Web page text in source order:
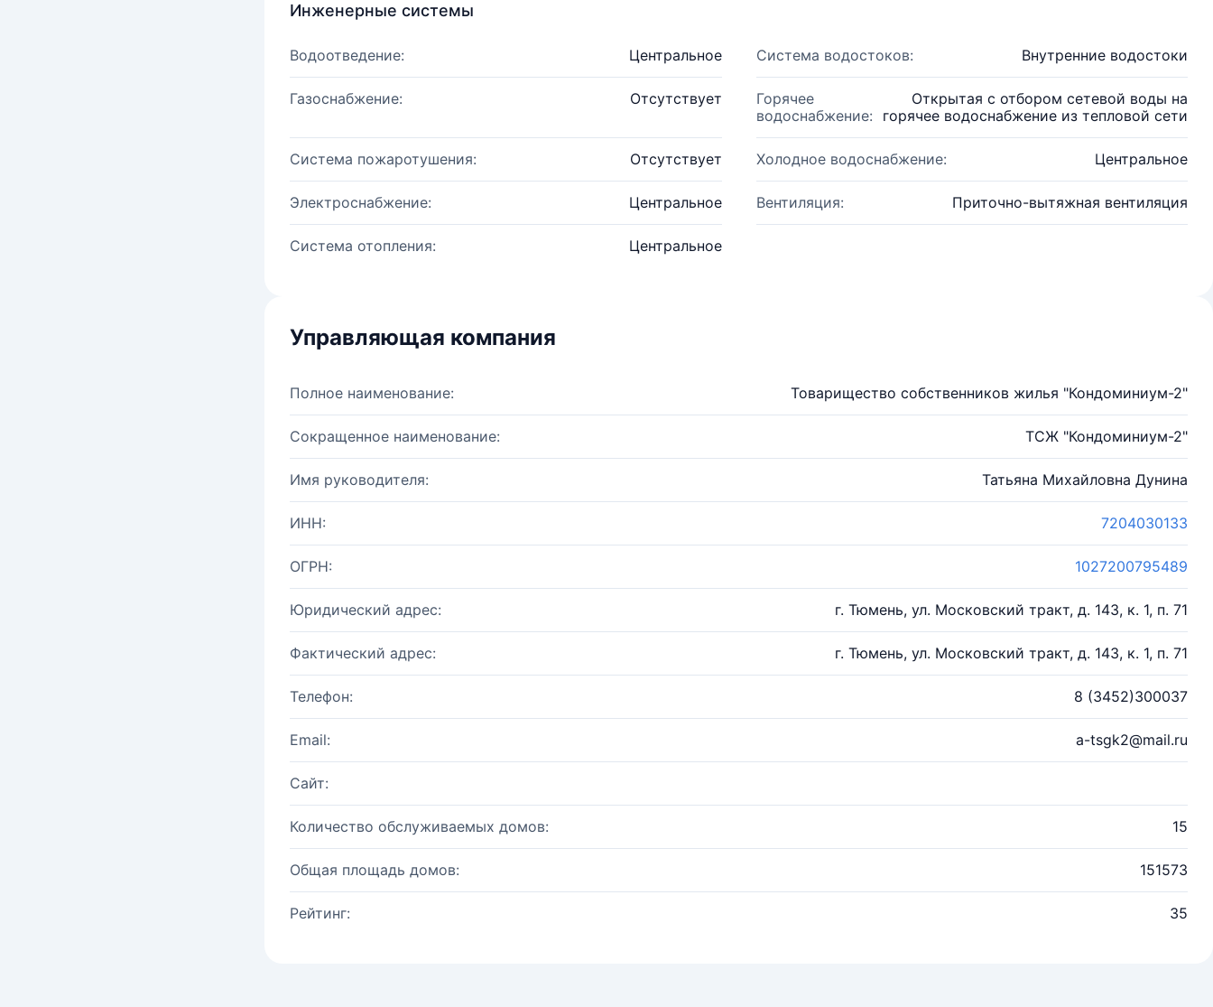
Инженерные системы
Водоотведение: Центральное Система водостоков: Внутренние водостоки
Газоснабжение: Отсутствует
Горячее
водоснабжение:
Открытая с отбором сетевой воды на
горячее водоснабжение из тепловой сети
Система пожаротушения: Отсутствует Холодное водоснабжение: Центральное
Электроснабжение: Центральное Вентиляция: Приточно-вытяжная вентиляция
Система отопления: Центральное
Управляющая компания
Полное наименование: Товарищество собственников жилья "Кондоминиум-2"
Сокращенное наименование: ТСЖ "Кондоминиум-2"
Имя руководителя: Татьяна Михайловна Дунина
ИНН: 7204030133
ОГРН: 1027200795489
Юридический адрес: г. Тюмень, ул. Московский тракт, д. 143, к. 1, п. 71
Фактический адрес: г. Тюмень, ул. Московский тракт, д. 143, к. 1, п. 71
Телефон: 8 (3452)300037
Email: a-tsgk2@mail.ru
Сайт:
Количество обслуживаемых домов: 15
Общая площадь домов: 151573
Рейтинг: 35